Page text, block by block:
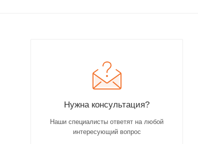
Нужна консультация?
Наши специалисты ответят на любой
интересующий вопрос